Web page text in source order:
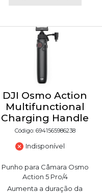
DJI Osmo Action
Multifunctional
Charging Handle
Código: 6941565986238
Indisponível
Punho para Câmara Osmo
Action 5 Pro/4
Aumenta a duração da